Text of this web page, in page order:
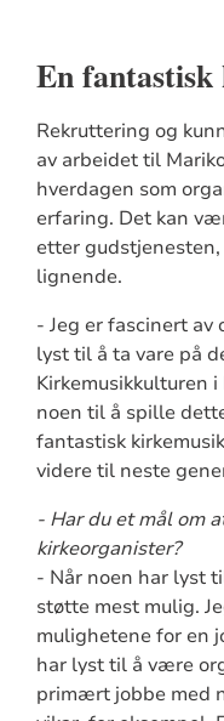
En
Rekruttering og
av arbeidet til
hverdagen som
erfaring. Det kan
etter
lignende.
- Jeg er fascinert
lyst til å ta vare på
Kirkemusikkulturen
noen til å spille
fantastisk
videre til neste
- Har du et mål om
kirkeorganister?
- Når noen har lyst
støtte mest mulig.
mulighetene for en
har lyst til å være
primært jobbe med